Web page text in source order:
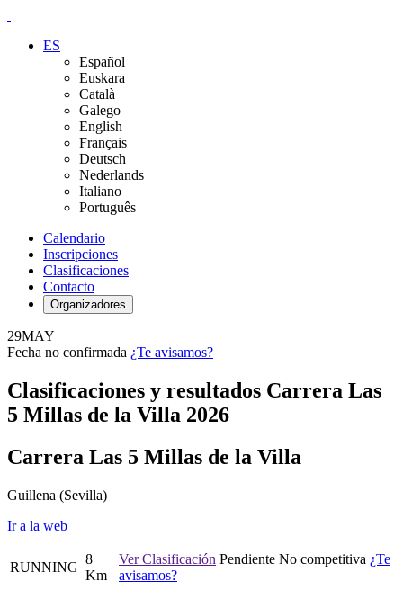
ES
Español
Euskara
Català
Galego
English
Français
Deutsch
Nederlands
Italiano
Português
Calendario
Inscripciones
Clasificaciones
Contacto
Organizadores
29MAY
Fecha no confirmada ¿Te avisamos?
Clasificaciones y resultados Carrera Las
5 Millas de la Villa 2026
Carrera Las 5 Millas de la Villa
Guillena (Sevilla)
Ir a la web
RUNNING
8
Km
Ver Clasificación Pendiente No competitiva ¿Te
avisamos?